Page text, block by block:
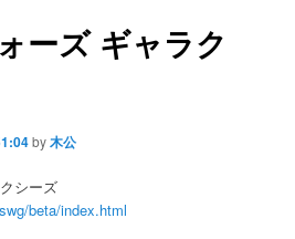
ーズ ギャラク
by木公
シーズ
beta/index.html